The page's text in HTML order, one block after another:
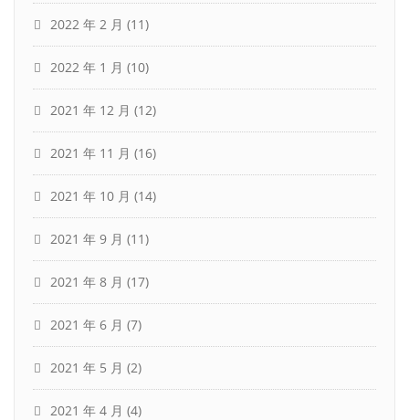
2022 年 2 月 (11)
2022 年 1 月 (10)
2021 年 12 月 (12)
2021 年 11 月 (16)
2021 年 10 月 (14)
2021 年 9 月 (11)
2021 年 8 月 (17)
2021 年 6 月 (7)
2021 年 5 月 (2)
2021 年 4 月 (4)